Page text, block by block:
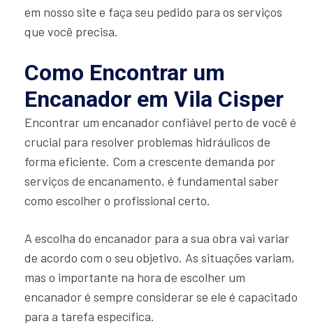
em nosso site e faça seu pedido para os serviços
que você precisa.
Como Encontrar um
Encanador em Vila Cisper
Encontrar um encanador confiável perto de você é
crucial para resolver problemas hidráulicos de
forma eficiente. Com a crescente demanda por
serviços de encanamento, é fundamental saber
como escolher o profissional certo.
A escolha do encanador para a sua obra vai variar
de acordo com o seu objetivo. As situações variam,
mas o importante na hora de escolher um
encanador é sempre considerar se ele é capacitado
para a tarefa específica.